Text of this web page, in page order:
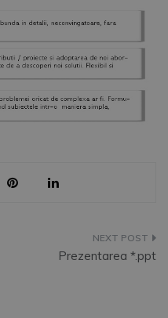
Prezentarea *.ppt